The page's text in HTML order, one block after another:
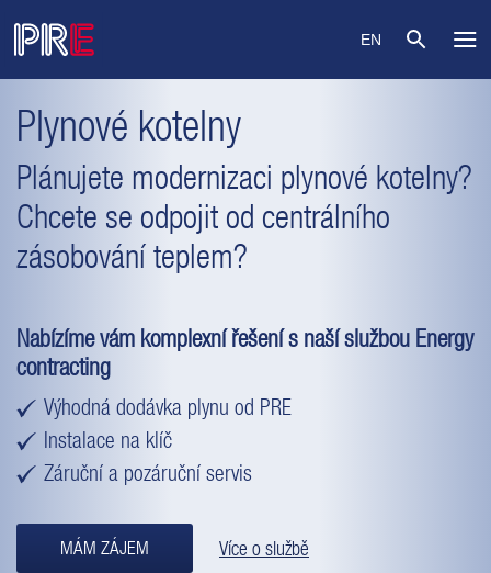
EN
Plynové kotelny
Plánujete modernizaci plynové kotelny?
Chcete se odpojit od centrálního
zásobování teplem?
Nabízíme vám komplexní řešení s naší službou Energy
contracting
Výhodná dodávka plynu od PRE
Instalace na klíč
Záruční a pozáruční servis
MÁM ZÁJEM Více o službě